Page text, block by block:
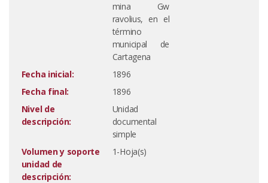
mina Gw
ravolius, en el
término
municipal de
Cartagena
Fecha inicial:
1896
Fecha final:
1896
Nivel de
descripción:
Unidad
documental
simple
Volumen y soporte
unidad de
descripción:
1-Hoja(s)